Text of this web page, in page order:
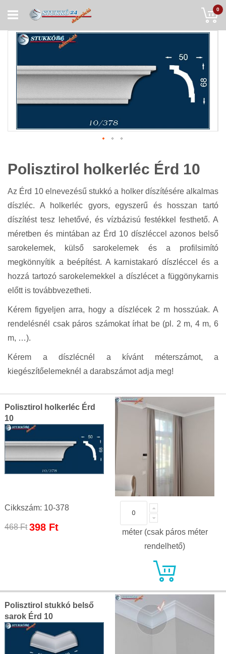
to
0
Polisztirol holkerléc Érd 10
Az Érd 10 elnevezésű stukkó a holker díszítésére alkalmas
díszléc. A holkerléc gyors, egyszerű és hosszan tartó
díszítést tesz lehetővé, és vízbázisú festékkel festhető. A
méretben és mintában az Érd 10 díszléccel azonos belső
sarokelemek, külső sarokelemek és a profilsimító
megkönnyítik a beépítést. A karnistakaró díszléccel és a
hozzá tartozó sarokelemekkel a díszlécet a függönykarnis
előtt is továbbvezetheti.
Kérem figyeljen arra, hogy a díszlécek 2 m hosszúak. A
rendelésnél csak páros számokat írhat be (pl. 2 m, 4 m, 6
m, …).
Kérem a díszlécnél a kívánt méterszámot, a
kiegészítőelemeknél a darabszámot adja meg!
product
items
Polisztirol holkerléc Érd
10
Cikkszám: 10-378
468 Ft Special
398 Ft
méter (csak páros méter
rendelhető)
Polisztirol stukkó belső
sarok Érd 10